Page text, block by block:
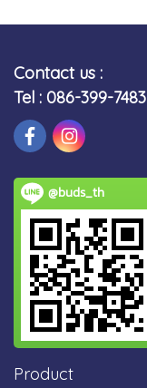
Contact us :
Tel : 086-399-7483
@buds_th
Product